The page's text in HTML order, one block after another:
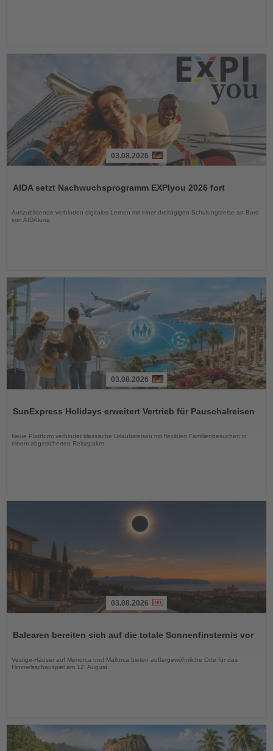
die
03.08.2026
AIDA setzt Nachwuchsprogramm EXPIyou 2026 fort
Auszubildende verbinden digitales Lernen mit einer dreitägigen Schulungsreise an Bord
von AIDAluna
die
03.08.2026
SunExpress Holidays erweitert Vertrieb für Pauschalreisen
Neue Plattform verbindet klassische Urlaubsreisen mit flexiblen Familienbesuchen in
einem abgesicherten Reisepaket
die
03.08.2026
Balearen bereiten sich auf die totale Sonnenfinsternis vor
Vestige-Häuser auf Menorca und Mallorca bieten außergewöhnliche Orte für das
Himmelsschauspiel am 12. August